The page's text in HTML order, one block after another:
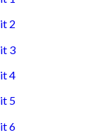
2
3
4
5
6